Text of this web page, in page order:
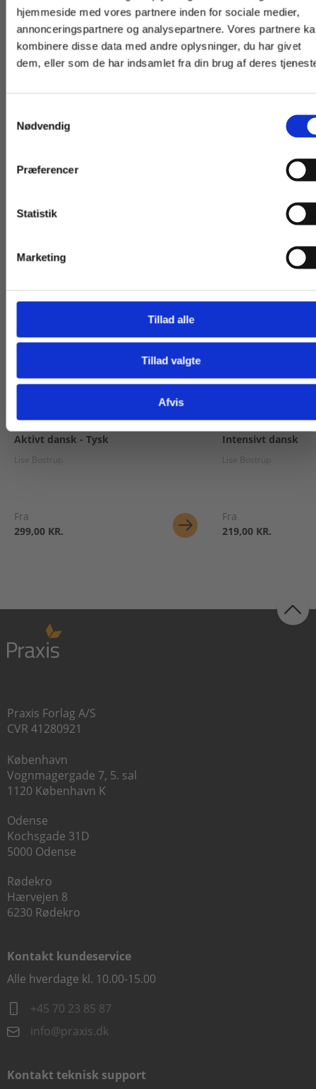
hjemmeside med vores partnere inden for sociale medier,
annonceringspartnere og analysepartnere. Vores partnere
kombinere disse data med andre oplysninger, du har givet
dem, eller som de har indsamlet fra din brug af deres
Nødvendig
Præferencer
Statistik
Marketing
Tillad alle
Tillad valgte
Afvis
299,00 KR.
219,00 KR.
Aktivt dansk - Tysk
Lise Bostrup
Fra
299,00 KR.
Intensivt dansk
Lise Bostrup
Fra
219,00 KR.
Praxis Forlag A/S
CVR 41280921
København
Vognmagergade 7, 5. sal
1120 København K
Odense
Kochsgade 31D
5000 Odense
Rødekro
Hærvejen 8
6230 Rødekro
Kontakt kundeservice
Alle hverdage kl. 10.00-15.00
+45 70 23 85 87
info@praxis.dk
Kontakt teknisk support
For privatkunder og
studerende. Du får
vist priser inkl.
For institutioner og
virksomheder. Du
får vist priser ekskl.
Gå til praxisOnline